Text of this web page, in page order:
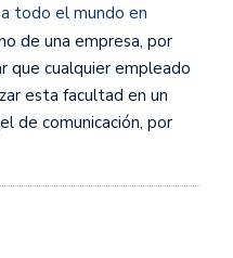
todo el mundo en
de una empresa, por
que cualquier empleado
esta facultad en un
de comunicación, por